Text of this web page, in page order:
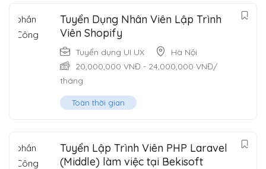
Tuyển Dụng Nhân Viên Lập Trình
Viên Shopify
Tuyển dụng UI UX
Hà Nội
20,000,000 VNĐ - 24,000,000 VNĐ/
tháng
Toàn thời gian
Tuyển Lập Trình Viên PHP Laravel
(Middle) làm việc tại Bekisoft